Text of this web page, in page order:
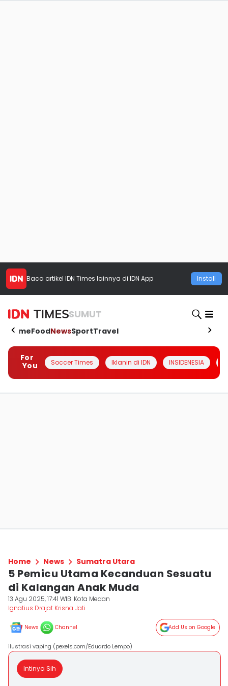
Baca artikel IDN Times lainnya di IDN App Install
SUMUT
HomeFoodNewsSportTravel
For
You
Soccer Times Iklanin di IDN INSIDENESIA
Home News Sumatra Utara
5 Pemicu Utama Kecanduan Sesuatu
di Kalangan Anak Muda
13 Agu 2025, 17:41 WIB Kota Medan
Ignatius Drajat Krisna Jati
News Channel Add Us on Google
ilustrasi vaping (pexels.com/Eduardo Lempo)
Intinya Sih